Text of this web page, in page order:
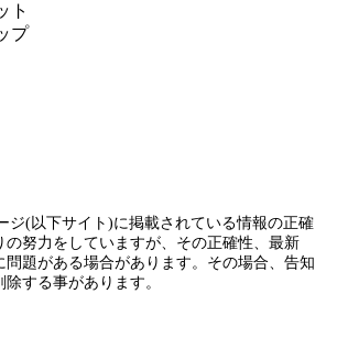
ト
プ
ジ(以下サイト )に掲載されている情報の正確
の努力をしていますが、その正確性、最新
問題がある場合があります。その場合、告知
する事があります。